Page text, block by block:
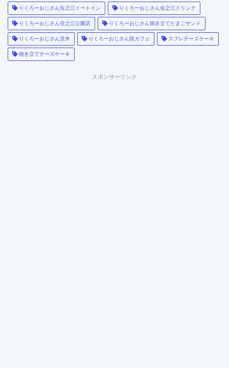
りくろーおじさん住之江イートイン りくろーおじさん住之江ドリンク
りくろーおじさん住之江公園店 りくろーおじさん焼き立てたまごサンド
りくろーおじさん茨木 りくろーおじさん陸カフェ スフレチーズケーキ
焼き立てチーズケーキ
スポンサーリンク